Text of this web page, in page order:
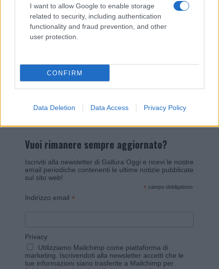
I want to allow Google to enable storage
related to security, including authentication
functionality and fraud prevention, and other
user protection.
CONFIRM
Data Deletion Data Access Privacy Policy
Invia un Comunicato Stampa
Vuoi rimanere sempre aggiornato?
Iscriviti alla newsletter di Gallura Oggi e ricevi le nostre
email periodiche contenenti le ultime notizie pubblicate
sul sito web!
* campo obbligatorio
Indirizzo email *
Privacy
Utilizziamo Mailchimp come piattaforma di
marketing. Iscrivendoti alla newsletter accetti che le
tue informazioni siano trasferite a Mailchimp per